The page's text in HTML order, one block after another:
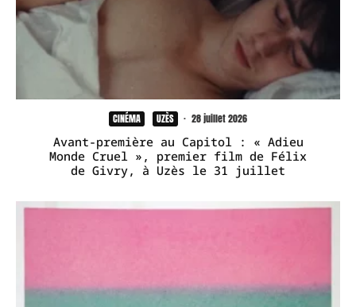
CINÉMA UZÈS · 28 juillet 2026
Avant-première au Capitol : « Adieu
Monde Cruel », premier film de Félix
de Givry, à Uzès le 31 juillet